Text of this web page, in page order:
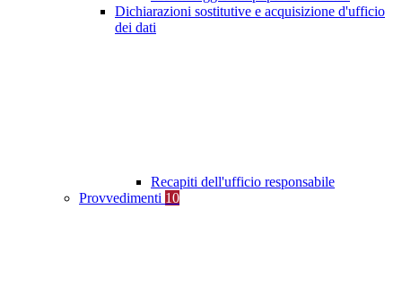
Dichiarazioni sostitutive e acquisizione d'ufficio
dei dati
Recapiti dell'ufficio responsabile
Provvedimenti 10